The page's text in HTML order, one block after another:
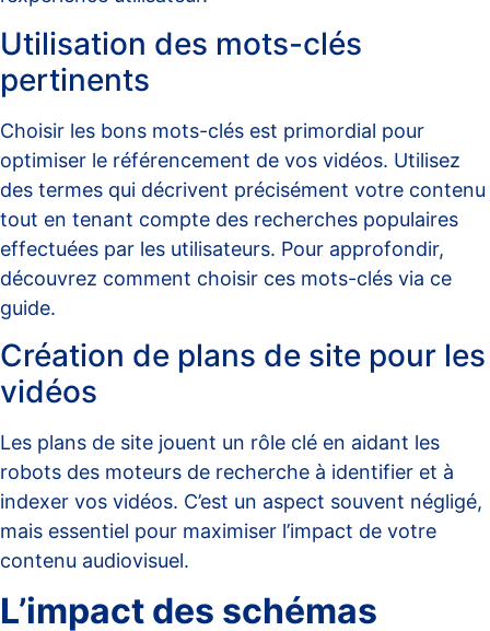
Utilisation des mots-clés
pertinents
Choisir les bons mots-clés est primordial pour
optimiser le référencement de vos vidéos. Utilisez
des termes qui décrivent précisément votre contenu
tout en tenant compte des recherches populaires
effectuées par les utilisateurs. Pour approfondir,
découvrez comment choisir ces mots-clés via ce
guide.
Création de plans de site pour les
vidéos
Les plans de site jouent un rôle clé en aidant les
robots des moteurs de recherche à identifier et à
indexer vos vidéos. C’est un aspect souvent négligé,
mais essentiel pour maximiser l’impact de votre
contenu audiovisuel.
L’impact des schémas